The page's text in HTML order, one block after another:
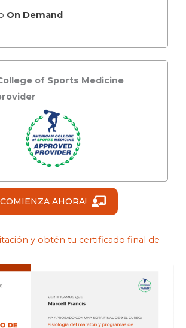
On Demand
of Sports Medicine
AHORA!
y obtén tu certificado final de